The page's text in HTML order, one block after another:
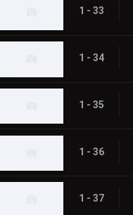
1 - 33
1 - 34
1 - 35
1 - 36
1 - 37